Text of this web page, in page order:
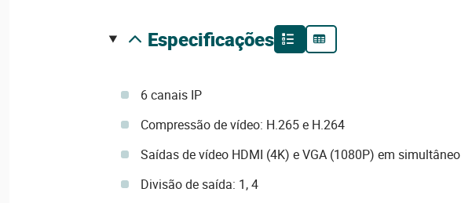
especificações
6 canais IP
Compressão de vídeo: H.265 e H.264
Saídas de vídeo HDMI (4K) e VGA (1080P) em simultâneo
Divisão de saída: 1, 4